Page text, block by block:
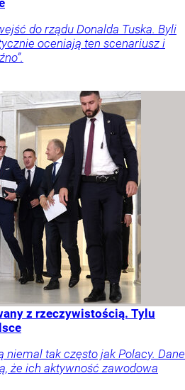
do rządu Donalda Tuska. Byli
oceniają ten scenariusz i
z rzeczywistością. Tylu
niemal tak często jak Polacy. Dane
że ich aktywność zawodowa